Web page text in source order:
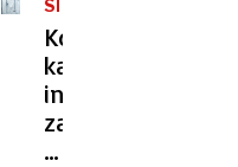
SPREMEMBA
ZAKONODAJE
Kdo,
kako
in
zakaj
lahko